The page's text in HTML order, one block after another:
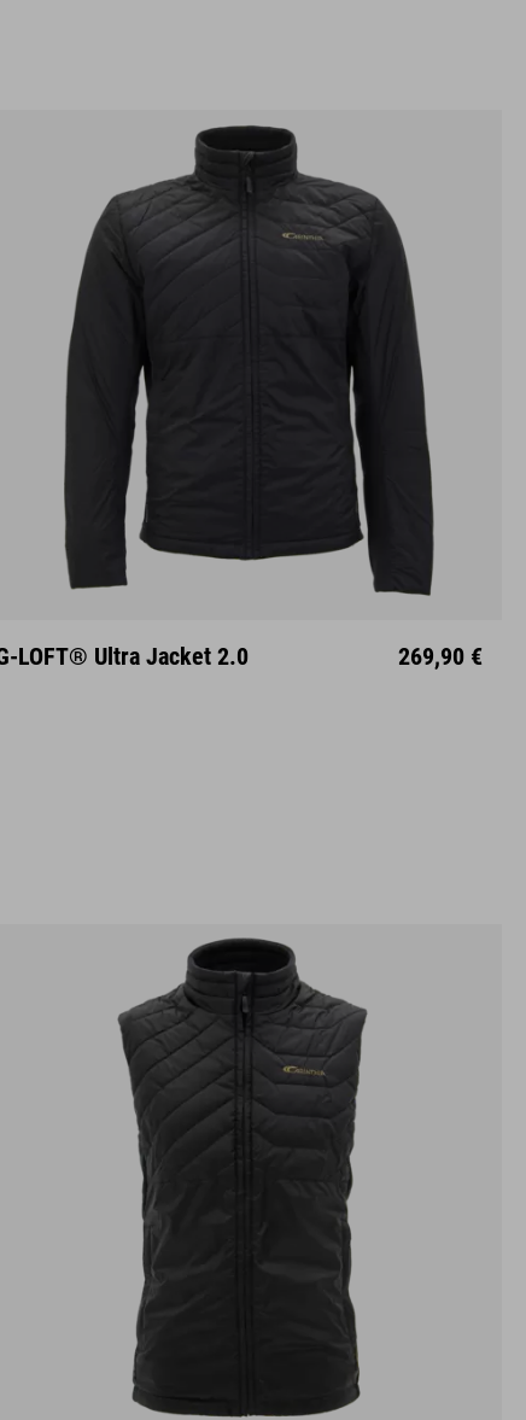
S M
LOFT® Ultra Jacket 2.0 269,90 €